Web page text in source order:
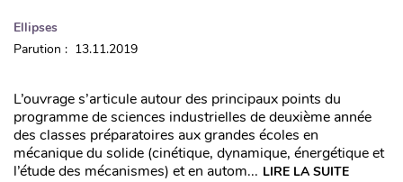
Ellipses
Parution : 13.11.2019
L’ouvrage s’articule autour des principaux points du
programme de sciences industrielles de deuxième année
des classes préparatoires aux grandes écoles en
mécanique du solide (cinétique, dynamique, énergétique et
l’étude des mécanismes) et en autom... LIRE LA SUITE